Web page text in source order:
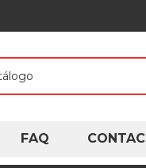
FAQ